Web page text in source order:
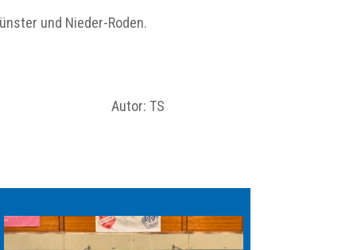
und Nieder-Roden.
Autor: TS